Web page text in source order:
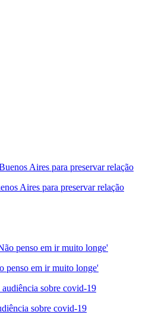
Aires para preservar relação
penso em ir muito longe'
sobre covid-19